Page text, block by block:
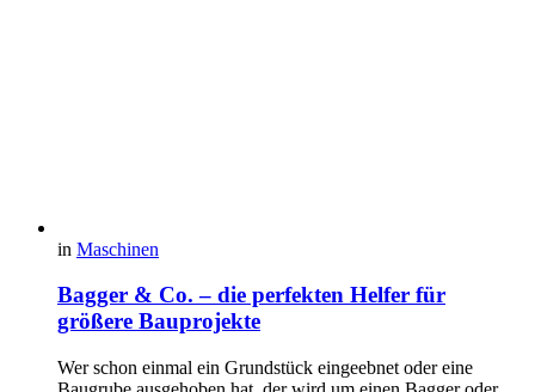
in Maschinen
Bagger & Co. – die perfekten Helfer für
größere Bauprojekte
Wer schon einmal ein Grundstück eingeebnet oder eine